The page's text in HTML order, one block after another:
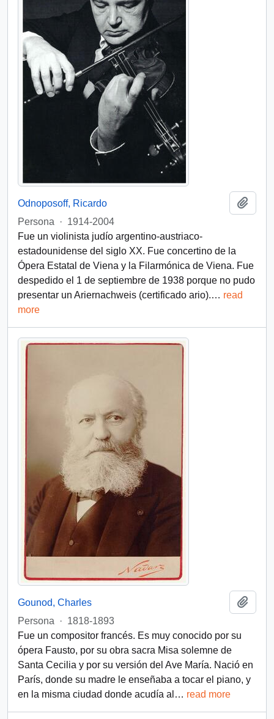
Odnoposoff, Ricardo
Persona
· 1914-2004
Fue un violinista judío argentino-austriaco-
estadounidense del siglo XX. Fue concertino de la
Ópera Estatal de Viena y la Filarmónica de Viena.​ Fue
despedido el 1 de septiembre de 1938 porque no pudo
presentar un Ariernachweis (certificado ario).… read
more
Gounod, Charles
Persona
· 1818-1893
Fue un compositor francés. Es muy conocido por su
ópera Fausto, por su obra sacra Misa solemne de
Santa Cecilia y por su versión del Ave María. Nació en
París, donde su madre le enseñaba a tocar el piano, y
en la misma ciudad donde acudía al … read more